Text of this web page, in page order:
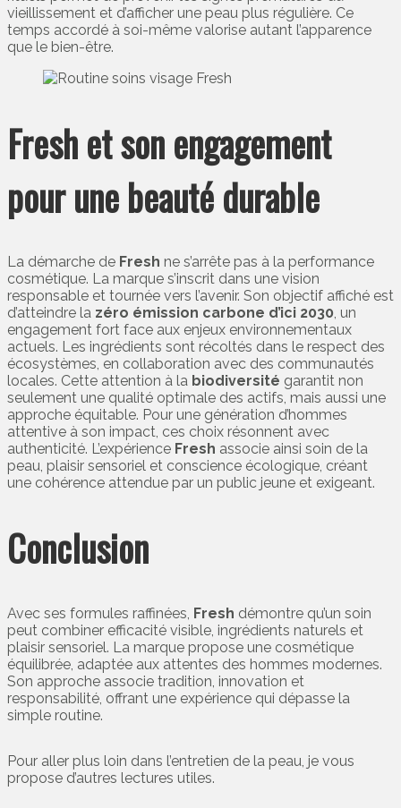
vieillissement et d’afficher une peau plus régulière. Ce
temps accordé à soi-même valorise autant l’apparence
que le bien-être.
Fresh et son engagement
pour une beauté durable
La démarche de Fresh ne s’arrête pas à la performance
cosmétique. La marque s’inscrit dans une vision
responsable et tournée vers l’avenir. Son objectif affiché est
d’atteindre la zéro émission carbone d’ici 2030, un
engagement fort face aux enjeux environnementaux
actuels. Les ingrédients sont récoltés dans le respect des
écosystèmes, en collaboration avec des communautés
locales. Cette attention à la biodiversité garantit non
seulement une qualité optimale des actifs, mais aussi une
approche équitable. Pour une génération d’hommes
attentive à son impact, ces choix résonnent avec
authenticité. L’expérience Fresh associe ainsi soin de la
peau, plaisir sensoriel et conscience écologique, créant
une cohérence attendue par un public jeune et exigeant.
Conclusion
Avec ses formules raffinées, Fresh démontre qu’un soin
peut combiner efficacité visible, ingrédients naturels et
plaisir sensoriel. La marque propose une cosmétique
équilibrée, adaptée aux attentes des hommes modernes.
Son approche associe tradition, innovation et
responsabilité, offrant une expérience qui dépasse la
simple routine.
Pour aller plus loin dans l’entretien de la peau, je vous
propose d’autres lectures utiles.